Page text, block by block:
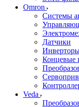
Omron
Системы
Датчики
Концевые
Veda